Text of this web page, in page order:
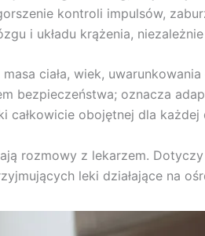
kontroli impulsów,
i układu krążenia,
ciała, wiek,
bezpieczeństwa; oznacza
całkowicie obojętnej dla każdej
rozmowy z lekarzem.
leki działające na